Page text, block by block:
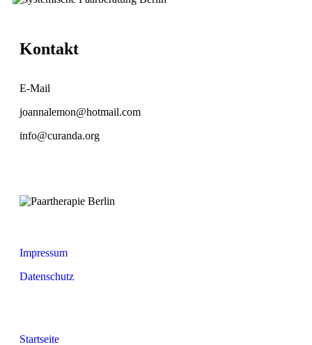
Kontakt
E-Mail
joannalemon@hotmail.com
info@curanda.org
Impressum
Datenschutz
Startseite